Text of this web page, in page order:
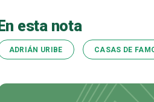
En esta nota
ADRIÁN URIBE CASAS DE